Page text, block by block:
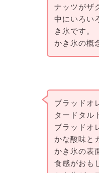
ナッツがザ
中にいろい
き氷です。
かき氷の概
ブラッドオ
タードタル
ブラッドオ
かな酸味と
かき氷の表
食感がおも